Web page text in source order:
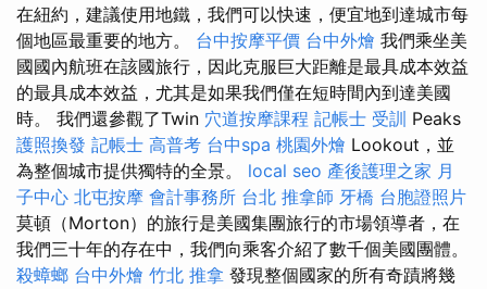
在紐約，建議使用地鐵，我們可以快速，便宜地到達城市每
個地區最重要的地方。 台中按摩平價 台中外燴 我們乘坐美
國國內航班在該國旅行，因此克服巨大距離是最具成本效益
的最具成本效益，尤其是如果我們僅在短時間內到達美國
時。 我們還參觀了Twin 穴道按摩課程 記帳士 受訓 Peaks
護照換發 記帳士 高普考 台中spa 桃園外燴 Lookout，並
為整個城市提供獨特的全景。 local seo 產後護理之家 月
子中心 北屯按摩 會計事務所 台北 推拿師 牙橋 台胞證照片
莫頓（Morton）的旅行是美國集團旅行的市場領導者，在
我們三十年的存在中，我們向乘客介紹了數千個美國團體。
殺蟑螂 台中外燴 竹北 推拿 發現整個國家的所有奇蹟將幾